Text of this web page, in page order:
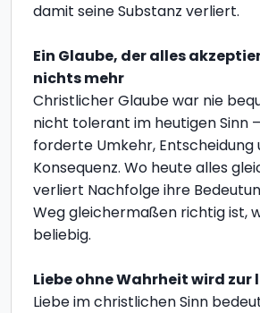
damit seine Substanz verliert.
Ein Glaube, der alles
nichts mehr
Christlicher Glaube war nie
nicht tolerant im heutigen Sinn
forderte Umkehr, Entscheidung
Konsequenz. Wo heute alles
verliert Nachfolge ihre
Weg gleichermaßen richtig ist,
beliebig.
Liebe ohne Wahrheit wird zur
Liebe im christlichen Sinn